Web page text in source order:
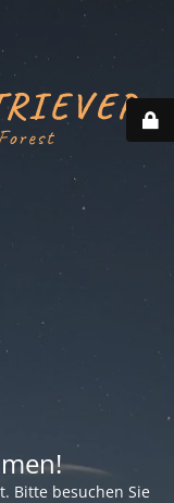
Bitte besuchen Sie